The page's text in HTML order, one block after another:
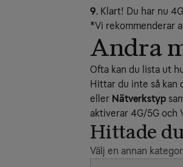
9. Klart! Du har nu
*Vi rekommenderar
Andra
Ofta kan du lista ut
Hittar du inte så kan
eller Nätverkstyp
aktiverar 4G/5G och
Hittade
Välj en annan